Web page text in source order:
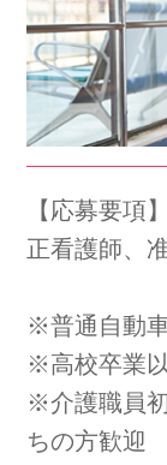
会社概要
お知らせ
【応募要項】
正看護師、
※普通自動
※高校卒業
※介護職員
ちの方歓迎